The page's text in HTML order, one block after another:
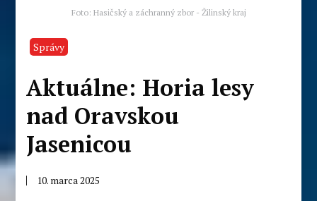
Foto: Hasičský a záchranný zbor - Žilinský kraj
Správy
Aktuálne: Horia lesy
nad Oravskou
Jasenicou
10. marca 2025